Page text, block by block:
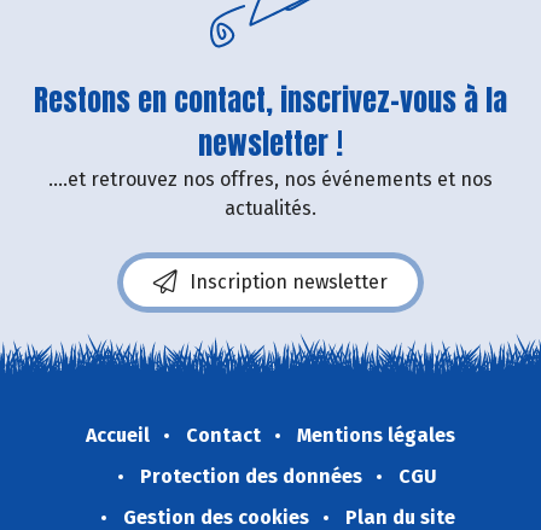
Restons en contact, inscrivez-vous à la
newsletter !
....et retrouvez nos offres, nos événements et nos
actualités.
Inscription newsletter
Accueil Contact
Mentions légales
Protection des données
CGU
Gestion des cookies
Plan du site